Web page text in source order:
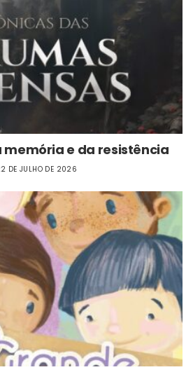
memória e da resistência
DE JULHO DE 2026